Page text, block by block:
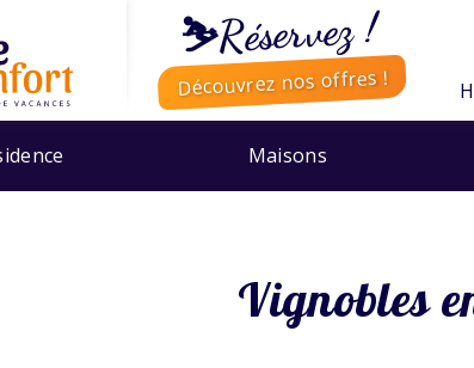
⛷️Réservez !
Découvrez nos offres !
Maisons
Vignobles